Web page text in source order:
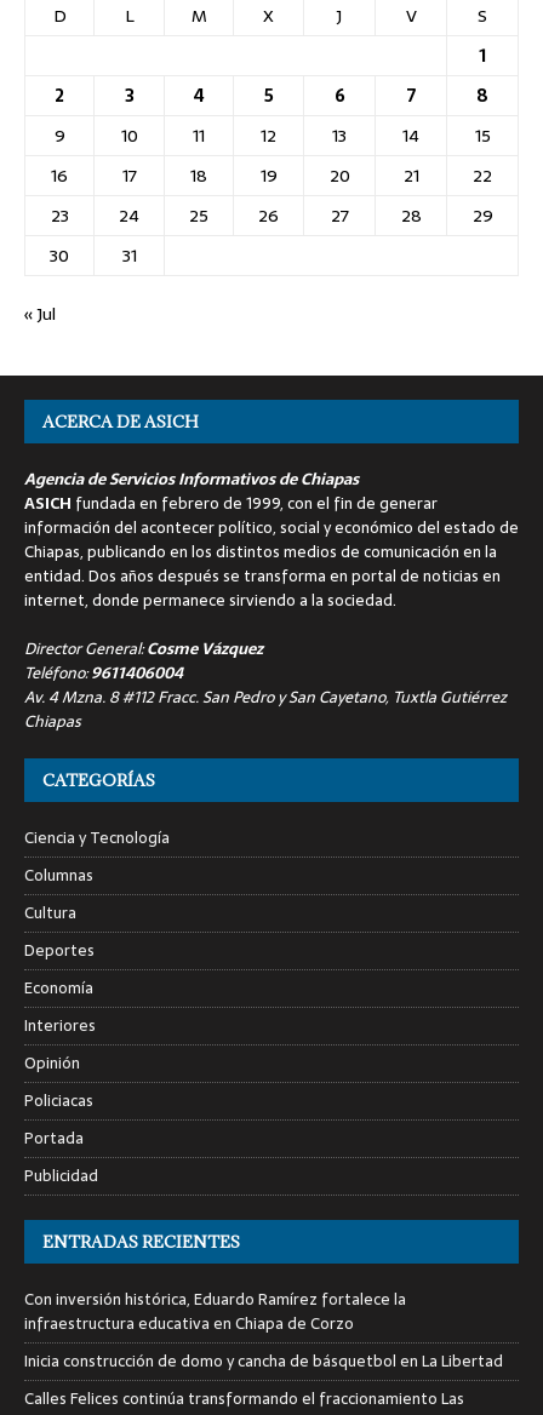
D
L M X J V
S
1
2
3 4 5 6 7
8
9
10 11 12 13 14
15
16
17 18 19 20 21
22
23
24 25 26 27 28
29
30
31
« Jul
ACERCA DE ASICH
Agencia de Servicios Informativos de Chiapas
ASICH fundada en febrero de 1999, con el fin de generar
información del acontecer político, social y económico del estado de
Chiapas, publicando en los distintos medios de comunicación en la
entidad. Dos años después se transforma en portal de noticias en
internet, donde permanece sirviendo a la sociedad.
Director General:Cosme Vázquez
Teléfono:9611406004
Av. 4 Mzna. 8 #112 Fracc. San Pedro y San Cayetano, Tuxtla Gutiérrez
Chiapas
CATEGORÍAS
Ciencia y Tecnología
Columnas
Cultura
Deportes
Economía
Interiores
Opinión
Policiacas
Portada
Publicidad
ENTRADAS RECIENTES
Con inversión histórica, Eduardo Ramírez fortalece la
infraestructura educativa en Chiapa de Corzo
Inicia construcción de domo y cancha de básquetbol en La Libertad
Calles Felices continúa transformando el fraccionamiento Las